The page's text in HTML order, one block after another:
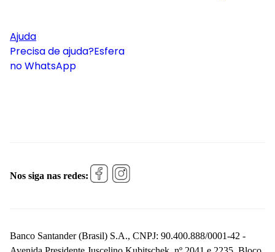
Ajuda
Precisa de ajuda?Esfera
no WhatsApp
Nos siga nas redes:
Banco Santander (Brasil) S.A., CNPJ: 90.400.888/0001-42 -